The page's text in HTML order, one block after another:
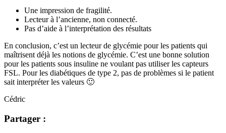
Une impression de fragilité.
Lecteur à l’ancienne, non connecté.
Pas d’aide à l’interprétation des résultats
En conclusion, c’est un lecteur de glycémie pour les patients qui
maîtrisent déjà les notions de glycémie. C’est une bonne solution
pour les patients sous insuline ne voulant pas utiliser les capteurs
FSL. Pour les diabétiques de type 2, pas de problèmes si le patient
sait interpréter les valeurs 🙂
Cédric
Partager :